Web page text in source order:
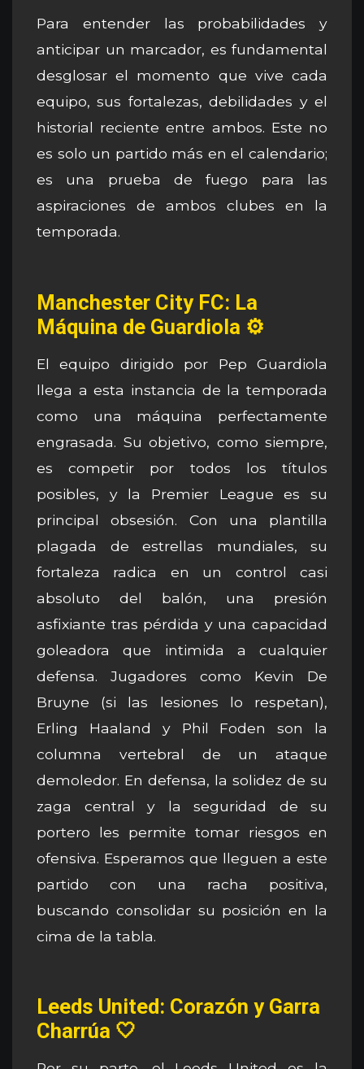
Para entender las probabilidades y
anticipar un marcador, es fundamental
desglosar el momento que vive cada
equipo, sus fortalezas, debilidades y el
historial reciente entre ambos. Este no
es solo un partido más en el calendario;
es una prueba de fuego para las
aspiraciones de ambos clubes en la
temporada.
Manchester City FC: La
Máquina de Guardiola ⚙️
El equipo dirigido por Pep Guardiola
llega a esta instancia de la temporada
como una máquina perfectamente
engrasada. Su objetivo, como siempre,
es competir por todos los títulos
posibles, y la Premier League es su
principal obsesión. Con una plantilla
plagada de estrellas mundiales, su
fortaleza radica en un control casi
absoluto del balón, una presión
asfixiante tras pérdida y una capacidad
goleadora que intimida a cualquier
defensa. Jugadores como Kevin De
Bruyne (si las lesiones lo respetan),
Erling Haaland y Phil Foden son la
columna vertebral de un ataque
demoledor. En defensa, la solidez de su
zaga central y la seguridad de su
portero les permite tomar riesgos en
ofensiva. Esperamos que lleguen a este
partido con una racha positiva,
buscando consolidar su posición en la
cima de la tabla.
Leeds United: Corazón y Garra
Charrúa 🤍